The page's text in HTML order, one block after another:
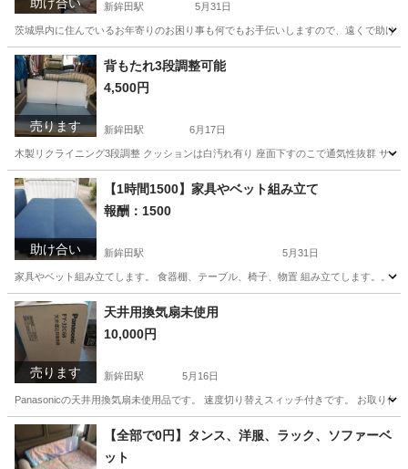
新鉾田駅 5月31日
茨城県内に住んでいるお年寄りのお困り事も何でもお手伝いしますので、遠くで助け
茨城 鉾田市 新鉾田駅 手伝いたい/助けたい
売ります
背もたれ3段調整可能
4,500円
新鉾田駅 6月17日
木製リクライニング3段調整 クッションは白汚れ有り 座面下すのこで通気性抜群 サイ
茨城 鉾田市 新鉾田駅 ソファ
助け合い
【1時間1500】家具やベット組み立て
報酬：1500
新鉾田駅 5月31日
家具やベット組み立てします。 食器棚、テーブル、椅子、物置 組み立てします。。
茨城 鉾田市 新鉾田駅 手伝いたい/助けたい
売ります
天井用換気扇未使用
10,000円
新鉾田駅 5月16日
Panasonicの天井用換気扇未使用品です。 速度切り替えスィッチ付きです。 お取り付
茨城 鉾田市 新鉾田駅 家電 換気扇
【全部で0円】タンス、洋服、ラック、ソファーベ
ット